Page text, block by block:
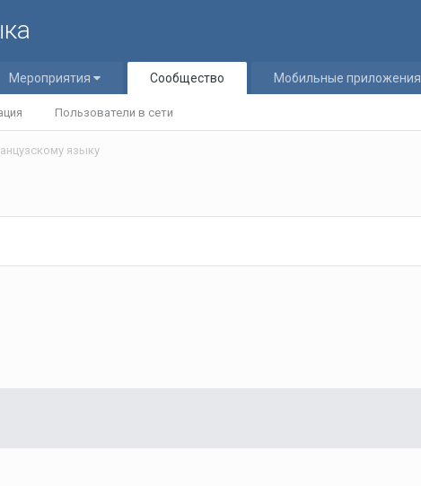
Мероприятия Сообщество
Пользователи в сети
Мобильные приложения
языку